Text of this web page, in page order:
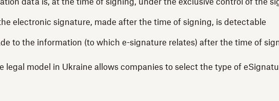
data is, at the time of signing, under the exclusive control of the
electronic signature, made after the time of signing, is detectable
to the information (to which e-signature relates) after the time of
legal model in Ukraine allows companies to select the type of